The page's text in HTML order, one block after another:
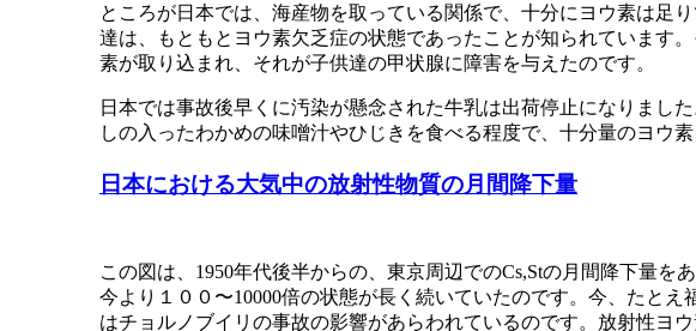
ところが日本では、海産物を取っている関係で、十分にヨウ素は足
達は、もともとヨウ素欠乏症の状態であったことが知られています
素が取り込まれ、それが子供達の甲状腺に障害を与えたのです。
日本では事故後早くに汚染が懸念された牛乳は出荷停止になりまし
しの入ったわかめの味噌汁やひじきを食べる程度で、十分量のヨウ素
日本における大気中の放射性物質の月間降下量
この図は、1950年代後半からの、東京周辺でのCs,Stの月間降下量
今より１００〜10000倍の状態が長く続いていたのです。今、たと
はチョルノブイリの事故の影響があらわれているのです。放射性ヨ